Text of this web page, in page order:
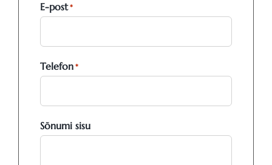
E-post*
Telefon*
Sõnumi sisu